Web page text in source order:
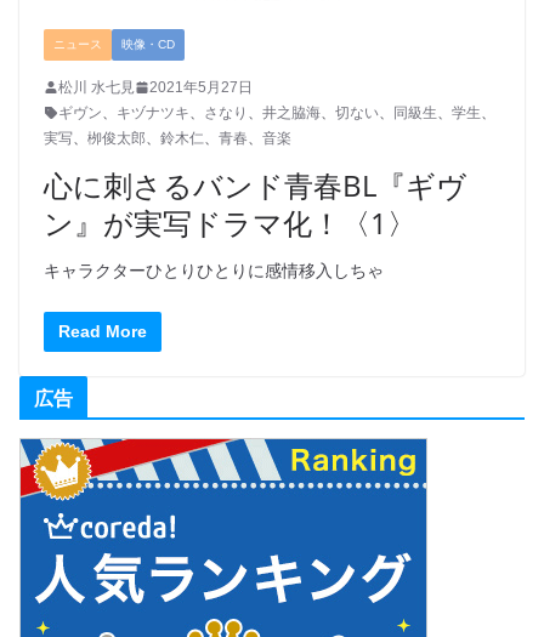
ニュース 映像・CD
松川 水七見
2021年5月27日
ギヴン、 キヅナツキ、 さなり 、 井之脇海、 切ない、 同級生、 学生、
実写、 栁俊太郎、 鈴木仁、 青春、 音楽
心に刺さるバンド青春BL『ギヴ
ン』が実写ドラマ化！〈1〉
キャラクターひとりひとりに感情移入しちゃ
Read More
広告